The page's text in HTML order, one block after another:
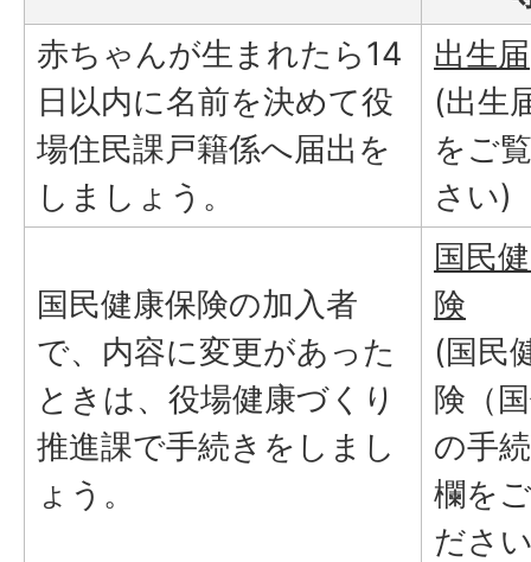
赤ちゃんが生まれたら14
日以内に名前を決めて役
場住民課戸籍係へ届出を
しましょう。
出生届
(出生
をご
さい)
国民健康保険の加入者
で、内容に変更があった
ときは、役場健康づくり
推進課で手続きをしまし
ょう。
国民
険
(国民
険（
の手
欄を
ださ